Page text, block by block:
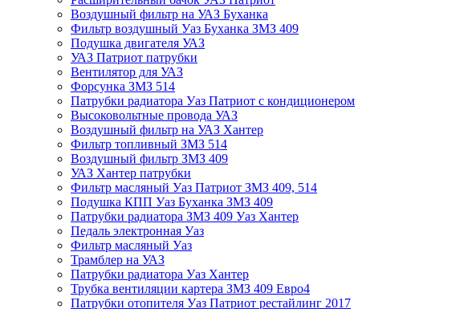
Воздушный фильтр на УАЗ Буханка
Фильтр воздушный Уаз Буханка ЗМЗ 409
Подушка двигателя УАЗ
УАЗ Патриот патрубки
Вентилятор для УАЗ
Форсунка ЗМЗ 514
Патрубки радиатора Уаз Патриот с кондиционером
Высоковольтные провода УАЗ
Воздушный фильтр на УАЗ Хантер
Фильтр топливный ЗМЗ 514
Воздушный фильтр ЗМЗ 409
УАЗ Хантер патрубки
Фильтр масляный Уаз Патриот ЗМЗ 409, 514
Подушка КПП Уаз Буханка ЗМЗ 409
Патрубки радиатора ЗМЗ 409 Уаз Хантер
Педаль электронная Уаз
Фильтр масляный Уаз
Трамблер на УАЗ
Патрубки радиатора Уаз Хантер
Трубка вентиляции картера ЗМЗ 409 Евро4
Патрубки отопителя Уаз Патриот рестайлинг 2017